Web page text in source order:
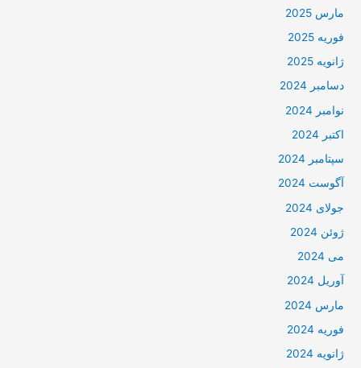
مارس 2025
فوریه 2025
ژانویه 2025
دسامبر 2024
نوامبر 2024
اکتبر 2024
سپتامبر 2024
آگوست 2024
جولای 2024
ژوئن 2024
می 2024
آوریل 2024
مارس 2024
فوریه 2024
ژانویه 2024